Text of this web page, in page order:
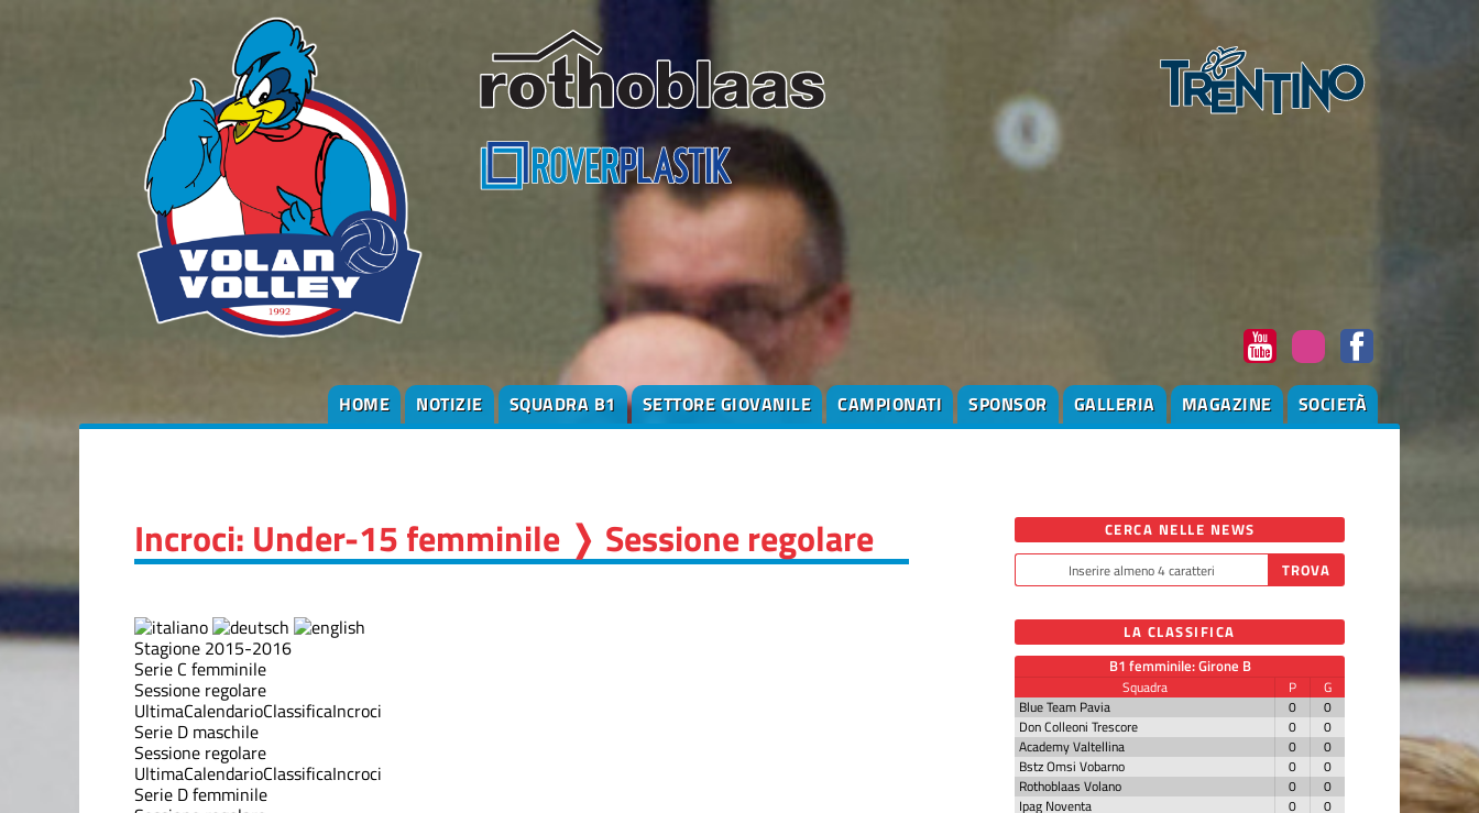
HOME NOTIZIE SQUADRA B1 SETTORE GIOVANILE CAMPIONATI SPONSOR GALLERIA MAGAZINE SOCIETÀ
Incroci: Under-15 femminile ❭ Sessione regolare
Stagione 2015-2016
Serie C femminile
Sessione regolare
UltimaCalendarioClassificaIncroci
Serie D maschile
Sessione regolare
UltimaCalendarioClassificaIncroci
Serie D femminile
CERCA NELLE NEWS
LA CLASSIFICA
B1 femminile: Girone B
Squadra P
G
Blue Team Pavia
0
0
Don Colleoni Trescore
0
0
Academy Valtellina
0
0
Bstz Omsi Vobarno
0
0
Rothoblaas Volano
0
0
Ipag Noventa
0
0